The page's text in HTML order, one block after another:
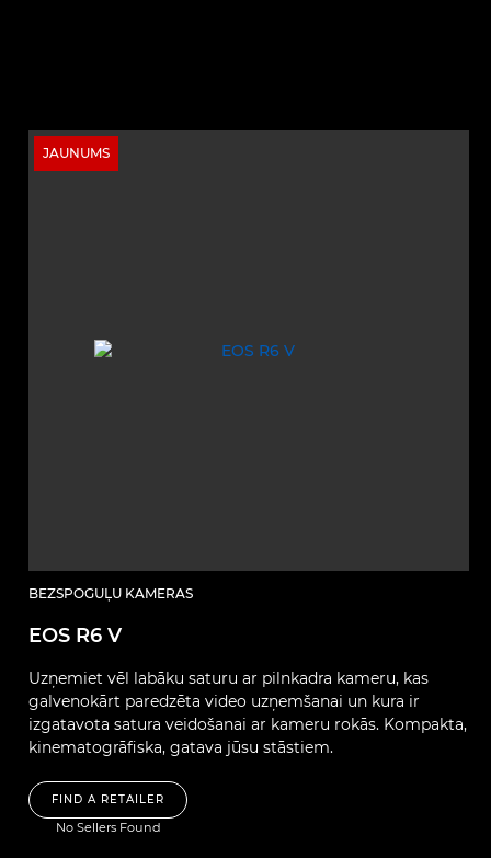
JAUNUMS
BEZSPOGUĻU KAMERAS
EOS R6 V
Uzņemiet vēl labāku saturu ar pilnkadra kameru, kas
galvenokārt paredzēta video uzņemšanai un kura ir
izgatavota satura veidošanai ar kameru rokās. Kompakta,
kinematogrāfiska, gatava jūsu stāstiem.
FIND A RETAILER
No Sellers Found